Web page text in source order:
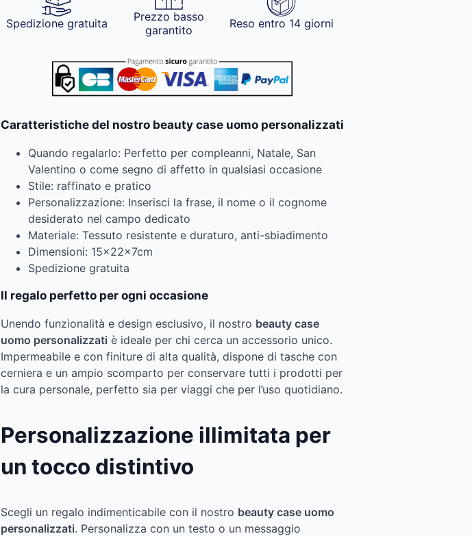
Spedizione gratuita
Prezzo basso
garantito
Reso entro 14 giorni
Caratteristiche del nostro beauty case uomo personalizzati
Quando regalarlo: Perfetto per compleanni, Natale, San
Valentino o come segno di affetto in qualsiasi occasione
Stile: raffinato e pratico
Personalizzazione: Inserisci la frase, il nome o il cognome
desiderato nel campo dedicato
Materiale: Tessuto resistente e duraturo, anti-sbiadimento
Dimensioni: 15x22x7cm
Spedizione gratuita
Il regalo perfetto per ogni occasione
Unendo funzionalità e design esclusivo, il nostro beauty case
uomo personalizzati è ideale per chi cerca un accessorio unico.
Impermeabile e con finiture di alta qualità, dispone di tasche con
cerniera e un ampio scomparto per conservare tutti i prodotti per
la cura personale, perfetto sia per viaggi che per l’uso quotidiano.
Personalizzazione illimitata per
un tocco distintivo
Scegli un regalo indimenticabile con il nostro beauty case uomo
personalizzati. Personalizza con un testo o un messaggio